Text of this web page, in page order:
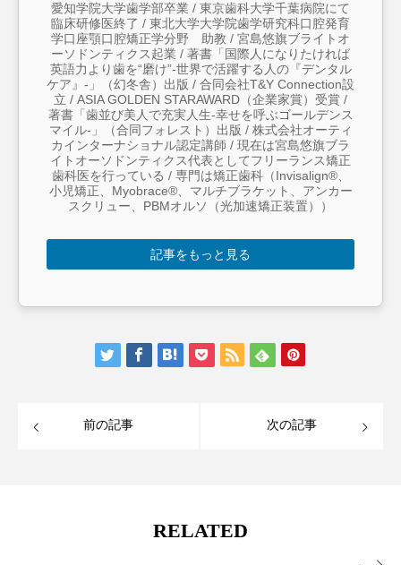
愛知学院大学歯学部卒業 / 東京歯科大学千葉病院にて
臨床研修医終了 / 東北大学大学院歯学研究科口腔発育
学口座顎口腔矯正学分野 助教 / 宮島悠旗ブライトオ
ーソドンティクス起業 / 著書「国際人になりたければ
英語力より歯を“磨け”-世界で活躍する人の『デンタル
ケア』-」（幻冬舎）出版 / 合同会社T&Y Connection設
立 / ASIA GOLDEN STARAWARD（企業家賞）受賞 /
著書「歯並び美人で充実人生-幸せを呼ぶゴールデンス
マイル-」（合同フォレスト）出版 / 株式会社オーティ
カインターナショナル認定講師 / 現在は宮島悠旗ブラ
イトオーソドンティクス代表としてフリーランス矯正
歯科医を行っている / 専門は矯正歯科（Invisalign®︎、
小児矯正、Myobrace®︎、マルチブラケット、アンカー
スクリュー、PBMオルソ（光加速矯正装置））
記事をもっと見る
前の記事 次の記事
RELATED